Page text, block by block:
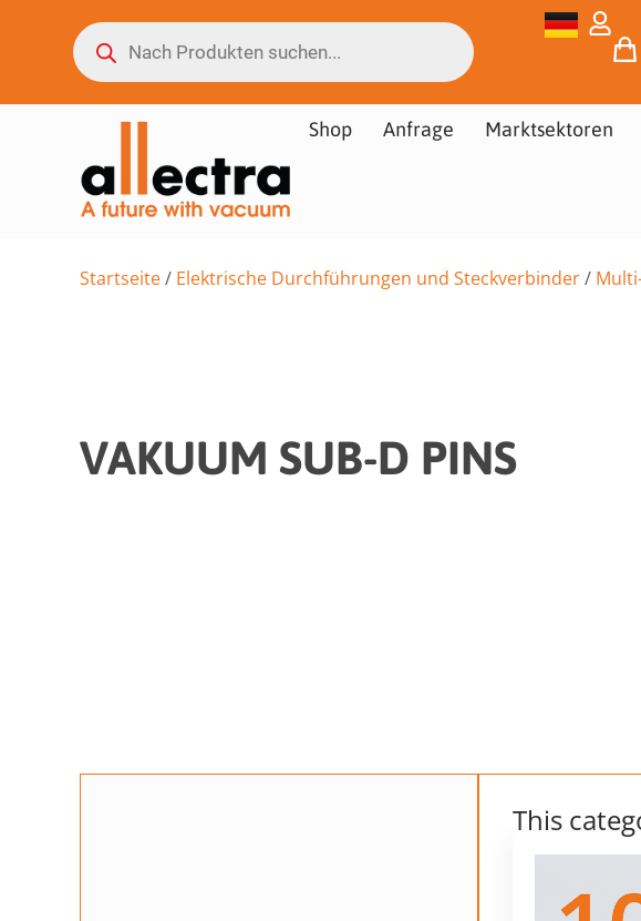
Shop Anfrage Marktsektoren
Startseite/ Elektrische Durchführungen und Steckverbinder/
VAKUUM SUB-D PINS
This